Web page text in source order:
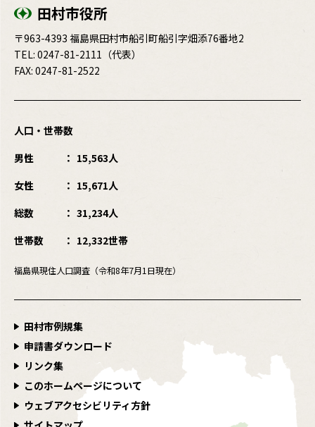
田村市役所
〒963-4393 福島県田村市船引町船引字畑添76番地2
TEL: 0247-81-2111 （代表）
FAX: 0247-81-2522
人口・世帯数
男性
15,563人
女性
15,671人
総数
31,234人
世帯数
12,332世帯
福島県現住人口調査（令和8年7月1日現在）
田村市例規集
申請書ダウンロード
リンク集
このホームページについて
ウェブアクセシビリティ方針